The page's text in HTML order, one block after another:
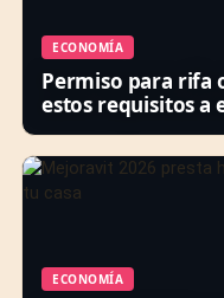
ECONOMÍA
Permiso para rifa
estos requisitos a
ECONOMÍA